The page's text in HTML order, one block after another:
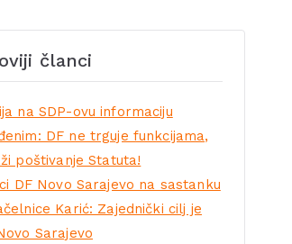
članci
na SDP-ovu informaciju
DF ne trguje funkcijama,
poštivanje Statuta!
DF Novo Sarajevo na sastanku
Karić: Zajednički cilj je
Sarajevo